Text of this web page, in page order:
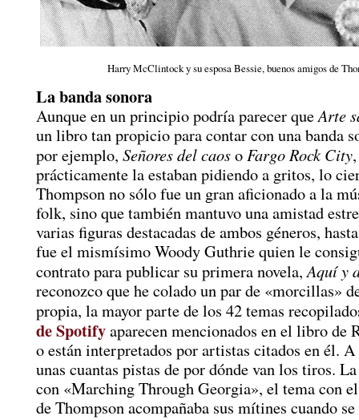
Harry McClintock y su esposa Bessie, buenos amigos de
La banda sonora
Aunque en un principio podría parecer queArte
un libro tan propicio para contar con una banda
por ejemplo, Señores del caoso Fargo Rock City
prácticamente la estaban pidiendo a gritos, lo
Thompson no sólo fue un gran aficionado a la
folk, sino que también mantuvo una amistad
varias figuras destacadas de ambos géneros,
fue el mismísimo Woody Guthrie quien le
contrato para publicar su primera novela,Aquí y
reconozco que he colado un par de «morcillas»
propia, la mayor parte de los 42 temas
de Spotifyaparecen mencionados en el libro de
o están interpretados por artistas citados en él.
unas cuantas pistas de por dónde van los tiros.
con «Marching Through Georgia», el tema con
de Thompson acompañaba sus mítines cuando